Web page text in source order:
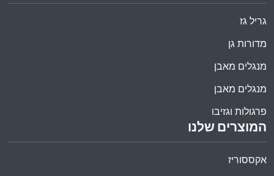
המוצרים שלנו
אקססוריז
גריל גז
מדורות גן
מנגלים מאבן
מנגלים מאבן
פרגולות וגזיבו